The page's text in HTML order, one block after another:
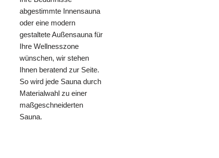
abgestimmte Innensauna
oder eine modern
gestaltete Außensauna für
Ihre Wellnesszone
wünschen, wir stehen
Ihnen beratend zur Seite.
So wird jede Sauna durch
Materialwahl zu einer
maßgeschneiderten
Sauna.